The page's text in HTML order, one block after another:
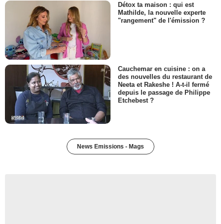
Détox ta maison : qui est
Mathilde, la nouvelle experte
"rangement" de l'émission ?
Cauchemar en cuisine : on a
des nouvelles du restaurant de
Neeta et Rakeshe ! A-t-il fermé
depuis le passage de Philippe
Etchebest ?
News Emissions - Mags